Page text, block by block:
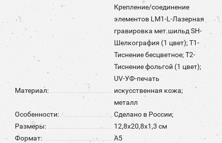
Крепление/соединение
элементов LM1-L-Лазерная
гравировка мет.шильд SH-
Шелкография (1 цвет); T1-
Тиснение бесцветное; T2-
Тиснение фольгой (1 цвет);
UV-УФ-печать
Материал:
искусственная кожа;
металл
Особенности:
Сделано в России;
Размеры:
12,8х20,8х1,3 см
Формат:
А5